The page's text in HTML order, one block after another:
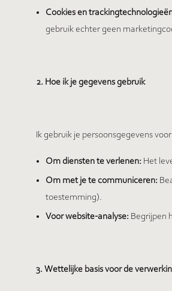
Cookies en
gebruik echter geen
2. Hoe ik je gegevens gebruik
Ik gebruik je persoonsgegevens
Om diensten te verlenen: Het
Om met je te communiceren:
toestemming).
Voor website-analyse: Begrijpen
3. Wettelijke basis voor de